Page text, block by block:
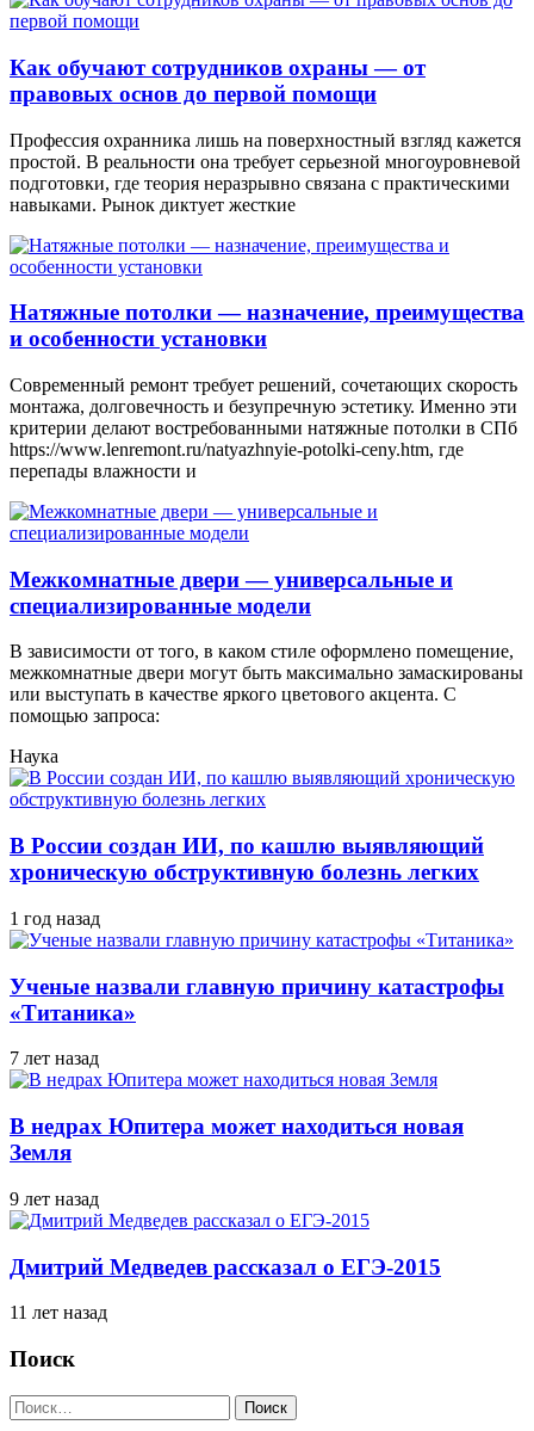
Как обучают сотрудников охраны — от
правовых основ до первой помощи
Профессия охранника лишь на поверхностный взгляд кажется
простой. В реальности она требует серьезной многоуровневой
подготовки, где теория неразрывно связана с практическими
навыками. Рынок диктует жесткие
Натяжные потолки — назначение, преимущества
и особенности установки
Современный ремонт требует решений, сочетающих скорость
монтажа, долговечность и безупречную эстетику. Именно эти
критерии делают востребованными натяжные потолки в СПб
https://www.lenremont.ru/natyazhnyie-potolki-ceny.htm, где
перепады влажности и
Межкомнатные двери — универсальные и
специализированные модели
В зависимости от того, в каком стиле оформлено помещение,
межкомнатные двери могут быть максимально замаскированы
или выступать в качестве яркого цветового акцента. С
помощью запроса:
Наука
В России создан ИИ, по кашлю выявляющий
хроническую обструктивную болезнь легких
1 год назад
Ученые назвали главную причину катастрофы
«Титаника»
7 лет назад
В недрах Юпитера может находиться новая
Земля
9 лет назад
Дмитрий Медведев рассказал о ЕГЭ-2015
11 лет назад
Поиск
Найти: